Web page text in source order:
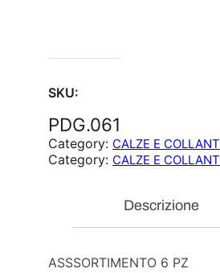
SKU:
PDG.061
Category: CALZE E
Category: CALZE E
Descrizione
ASSSORTIMENTO 6 PZ